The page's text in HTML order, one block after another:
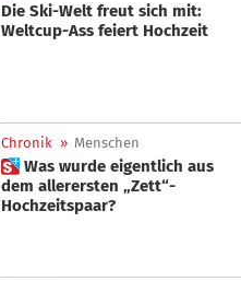
Die Ski-Welt freut sich mit:
Weltcup-Ass feiert Hochzeit
Chronik » Menschen
 Was wurde eigentlich aus
dem allerersten „Zett“-
Hochzeitspaar?